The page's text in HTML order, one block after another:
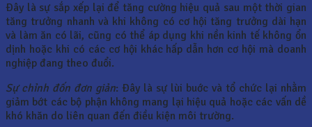
Ðây là sự sắp xếp lại để tăng cường hiệu quả sau một thời gian
tăng trưởng nhanh và khi không có cơ hội tăng trưởng dài hạn
và làm ăn có lãi, cũng có thể áp dụng khi nền kinh tế không ổn
dịnh hoặc khi có các cơ hội khác hấp dẫn hơn cơ hội mà doanh
nghiệp đang theo đuổi.
Sự chỉnh đốn đơn giản: Ðây là sự lùi buớc và tổ chức lại nhằm
giảm bớt các bộ phận không mang lại hiệu quả hoặc các vấn dề
khó khăn do liên quan đến điều kiện môi trường.